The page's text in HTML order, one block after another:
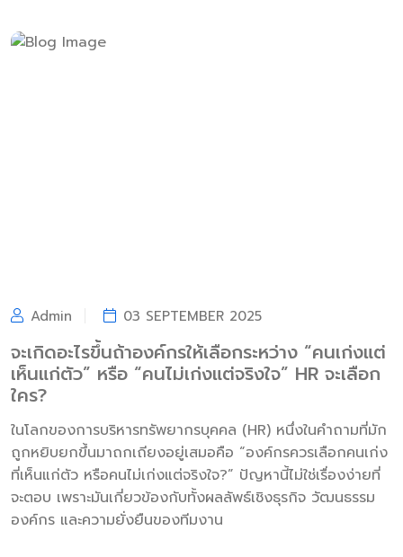
Admin 03 SEPTEMBER 2025
จะเกิดอะไรขึ้นถ้าองค์กรให้เลือกระหว่าง “คนเก่งแต่
เห็นแก่ตัว” หรือ “คนไม่เก่งแต่จริงใจ” HR จะเลือก
ใคร?
ในโลกของการบริหารทรัพยากรบุคคล (HR) หนึ่งในคำถามที่มัก
ถูกหยิบยกขึ้นมาถกเถียงอยู่เสมอคือ “องค์กรควรเลือกคนเก่ง
ที่เห็นแก่ตัว หรือคนไม่เก่งแต่จริงใจ?” ปัญหานี้ไม่ใช่เรื่องง่ายที่
จะตอบ เพราะมันเกี่ยวข้องกับทั้งผลลัพธ์เชิงธุรกิจ วัฒนธรรม
องค์กร และความยั่งยืนของทีมงาน